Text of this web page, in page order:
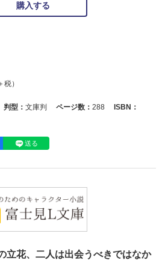
購入する
税）
判型： 文庫判 ページ数： 288
ISBN：
送る
立花、二人は出会うべきではなか